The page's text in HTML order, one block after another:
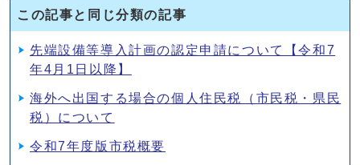
この記事と同じ分類の記事
先端設備等導入計画の認定申請について【令和7
年4月1日以降】
海外へ出国する場合の個人住民税（市民税・県民
税）について
令和7年度版市税概要